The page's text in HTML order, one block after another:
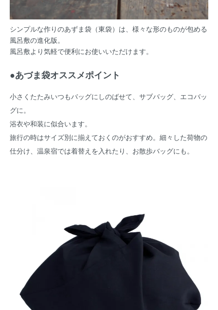
シンプルな作りのあずま袋（東袋）は、様々な形のものが包める
風呂敷の進化版。
風呂敷より気軽で便利にお使いいただけます。
●あづま袋オススメポイント
小さくたたみいつもバッグにしのばせて、サブバッグ、エコバッ
グに。
浴衣や和装に似合います。
旅行の時はサイズ別に揃えておくのがおすすめ。細々した荷物の
仕分け、温泉宿では着替えを入れたり、お散歩バッグにも。